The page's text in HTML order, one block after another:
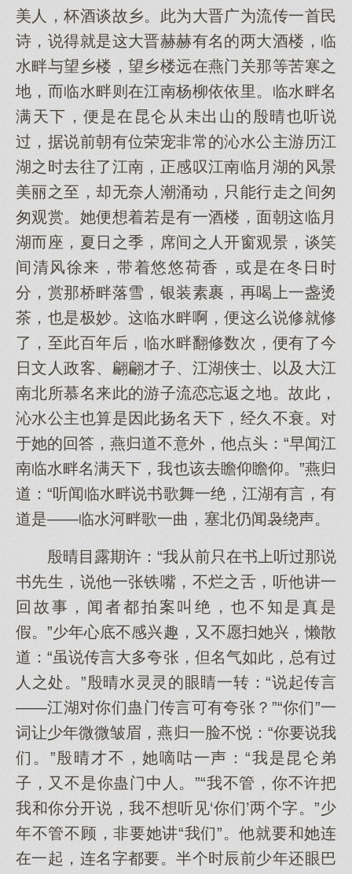
美人，杯酒谈故乡。此为大晋广为流传一首民
诗，说得就是这大晋赫赫有名的两大酒楼，临
水畔与望乡楼，望乡楼远在燕门关那等苦寒之
地，而临水畔则在江南杨柳依依里。临水畔名
满天下，便是在昆仑从未出山的殷晴也听说
过，据说前朝有位荣宠非常的沁水公主游历江
湖之时去往了江南，正感叹江南临月湖的风景
美丽之至，却无奈人潮涌动，只能行走之间匆
匆观赏。她便想着若是有一酒楼，面朝这临月
湖而座，夏日之季，席间之人开窗观景，谈笑
间清风徐来，带着悠悠荷香，或是在冬日时
分，赏那桥畔落雪，银装素裹，再喝上一盏烫
茶，也是极妙。这临水畔啊，便这么说修就修
了，至此百年后，临水畔翻修数次，便有了今
日文人政客、翩翩才子、江湖侠士、以及大江
南北所慕名来此的游子流恋忘返之地。故此，
沁水公主也算是因此扬名天下，经久不衰。对
于她的回答，燕归道不意外，他点头：“早闻江
南临水畔名满天下，我也该去瞻仰瞻仰。”燕归
道：“听闻临水畔说书歌舞一绝，江湖有言，有
道是——临水河畔歌一曲，塞北仍闻袅绕声。
殷晴目露期许：“我从前只在书上听过那说
书先生，说他一张铁嘴，不烂之舌，听他讲一
回故事，闻者都拍案叫绝，也不知是真是
假。”少年心底不感兴趣，又不愿扫她兴，懒散
道：“虽说传言大多夸张，但名气如此，总有过
人之处。”殷晴水灵灵的眼睛一转：“说起传言
——江湖对你们蛊门传言可有夸张？”“你们”一
词让少年微微皱眉，燕归一脸不悦：“你要说我
们。”殷晴才不，她嘀咕一声：“我是昆仑弟
子，又不是你蛊门中人。”“我不管，你不许把
我和你分开说，我不想听见‘你们’两个字。”少
年不管不顾，非要她讲“我们”。他就要和她连
在一起，连名字都要。半个时辰前少年还眼巴